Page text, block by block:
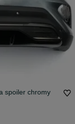
spoiler chromy